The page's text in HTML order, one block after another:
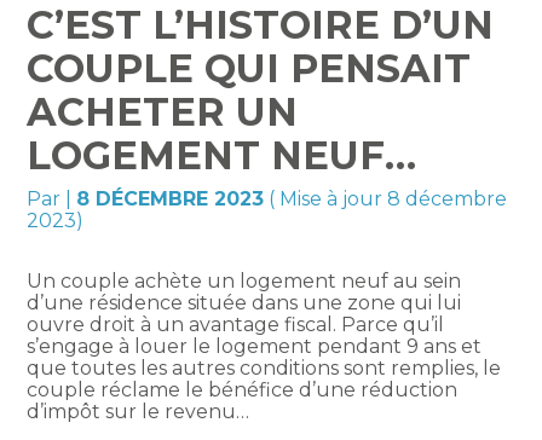
C’EST L’HISTOIRE D’UN
COUPLE QUI PENSAIT
ACHETER UN
LOGEMENT NEUF…
Par 8 DÉCEMBRE 2023 ( Mise à jour 8 décembre
2023)
Un couple achète un logement neuf au sein
d’une résidence située dans une zone qui lui
ouvre droit à un avantage fiscal. Parce qu’il
s’engage à louer le logement pendant 9 ans et
que toutes les autres conditions sont remplies, le
couple réclame le bénéfice d’une réduction
d’impôt sur le revenu…